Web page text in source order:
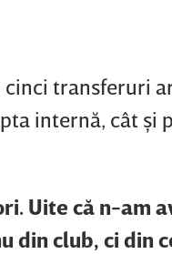
cinci transferuri
internă, cât şi
Uite că n-am
din club, ci din